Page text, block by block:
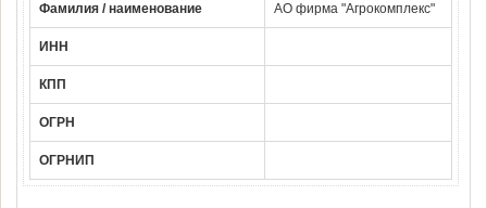
Фамилия / наименование АО фирма "Агрокомплекс"
ИНН
КПП
ОГРН
ОГРНИП